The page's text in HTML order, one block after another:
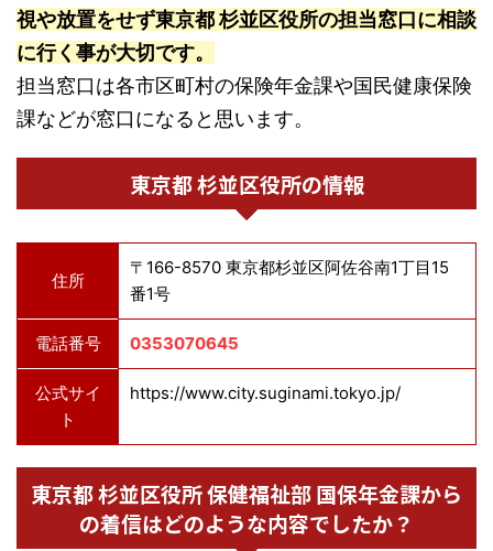
視や放置をせず東京都 杉並区役所の担当窓口に相談
に行く事が大切です。
担当窓口は各市区町村の保険年金課や国民健康保険
課などが窓口になると思います。
東京都 杉並区役所の情報
住所
〒166-8570 東京都杉並区阿佐谷南1丁目15
番1号
電話番号 0353070645
公式サイ
ト
https://www.city.suginami.tokyo.jp/
東京都 杉並区役所 保健福祉部 国保年金課から
の着信はどのような内容でしたか？